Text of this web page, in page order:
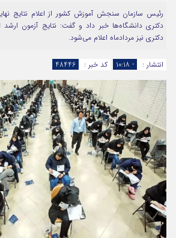
رئیس سازمان سنجش آموزش کشور از اعلام نتایج
دکتری دانشگاه‌ها خبر داد و گفت: نتایج آزمون ارشد
دکتری نیز مردادماه اعلام می‌شود.
انتشار : - ۱۰:۱۸ کد خبر : 48446